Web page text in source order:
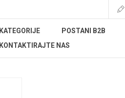
KATEGORIJE POSTANI B2B
KONTAKTIRAJTE NAS